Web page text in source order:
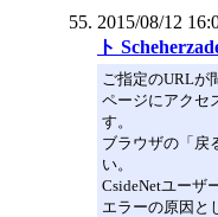
2015/08/12
ト
ご指定のURLが
ページにアクセ
す。
ブラウザの「戻
い。
CsideNetユーザ
エラーの原因と